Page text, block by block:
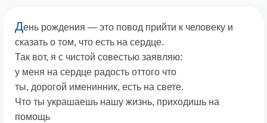
День рождения — это повод прийти к человеку и
сказать о том, что есть на сердце.
Так вот, я с чистой совестью заявляю:
у меня на сердце радость оттого что
ты, дорогой именинник, есть на свете.
Что ты украшаешь нашу жизнь, приходишь на
помощь